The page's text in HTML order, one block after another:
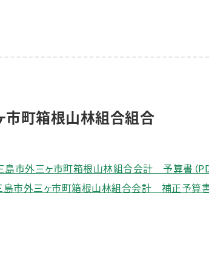
市町箱根山林組合組合
市外三ヶ市町箱根山林組合会計 予算書（PDF
市外三ヶ市町箱根山林組合会計 補正予算書(